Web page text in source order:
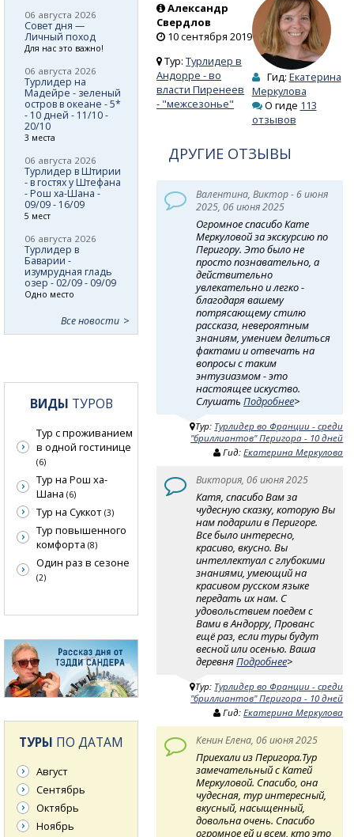
Александр
Свердлов
10 сентября 2019
Тур:Турлидер в
Андорре - во
власти Пиренеев
- "межсезонье"
Гид: Екатерина
Меркулова
О гиде 113
отзывов
ДРУГИЕ ОТЗЫВЫ
Валентина, Виктор - 6 июня
2025, 06 июня 2025
Огромное спасибо Кате
Меркуловой за экскурсию по
Перигору. Это было не
просто познавательно, а
действительно
увлекательно и легко -
благодаря вашему
потрясающему стилю
рассказа, невероятным
знаниям, умением делиться
фактами и отвечать на
вопросы с таким
энтузиазмом - это
настоящее искуство.
СлушатьПодробнее>
Тур: Турлидер во Франции - среди
"бриллиантов" Перигора - 10 дней
Гид:Екатерина Меркулова
Виктория, 06 июня 2025
Катя, спасибо Вам за
чудесную сказку, которую Вы
нам подарили в Перигоре.
Все было интересно,
красиво, вкусно. Вы
интеллектуал с глубокими
знаниями, умеющий на
красивом русском языке
передать их нам. С
удовольствием поедем с
Вами в Андорру, Прованс
ещё раз, если туры будут
весной или осенью. Ваша
деревняПодробнее>
Тур: Турлидер во Франции - среди
"бриллиантов" Перигора - 10 дней
Гид:Екатерина Меркулова
Кенин Елена, 06 июня 2025
Приехали из Перигора.Тур
замечательный с Катей
Меркуловой. Спасибо, она
чудесная, тур интересный,
вкусный, насыщенный,
довольна очень. Спасибо
огромное ей и всем, кто это
06 августа 2026
Совет дня —
Личный поход
Для нас это важно!
06 августа 2026
Турлидер на
Мадейре - зеленый
остров в океане - 5*
- 10 дней - 11/10 -
20/10
3 места
06 августа 2026
Турлидер в Штирии
- в гостях у Штефана
- Рош ха-Шана -
09/09 - 16/09
5 мест
06 августа 2026
Турлидер в
Баварии -
изумрудная гладь
озер - 02/09 - 09/09
Одно место
Все новости
ВИДЫ ТУРОВ
Тур с проживанием
в одной гостинице
(6)
Тур на Рош ха-
Шана (6)
Тур на Суккот (3)
Тур повышенного
комфорта (8)
Один раз в сезоне
(2)
ТУРЫ ПО ДАТАМ
Август
Сентябрь
Октябрь
Ноябрь